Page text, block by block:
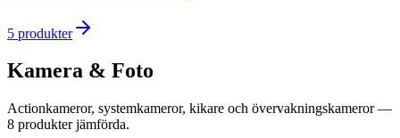
5 produkter
Kamera & Foto
Actionkameror, systemkameror, kikare och övervakningskameror —
8 produkter jämförda.